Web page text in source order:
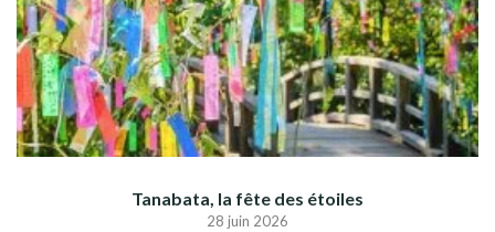
Tanabata, la fête des étoiles
28 juin 2026